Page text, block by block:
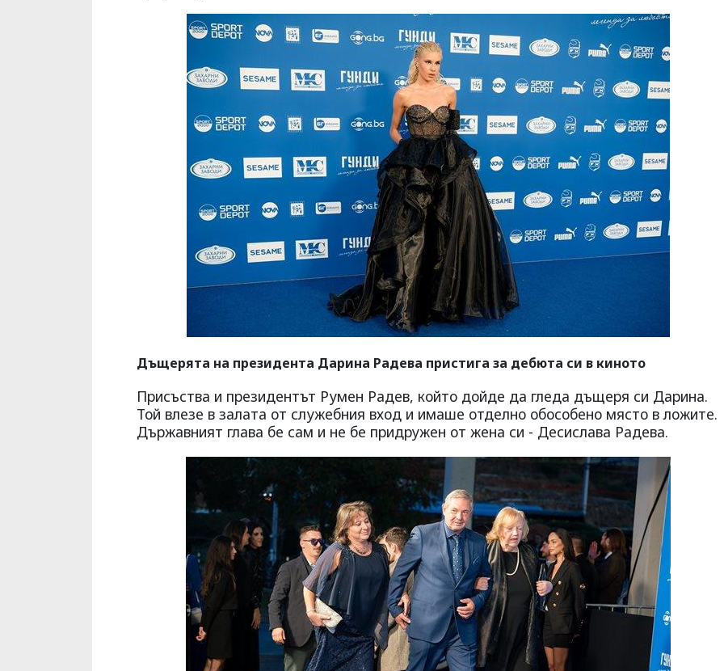
Дъщерята на президента Дарина Радева пристига за дебюта си в киното
Присъства и президентът Румен Радев, който дойде да гледа дъщеря си Дарина.
Той влезе в залата от служебния вход и имаше отделно обособено място в ложите.
Държавният глава бе сам и не бе придружен от жена си - Десислава Радева.